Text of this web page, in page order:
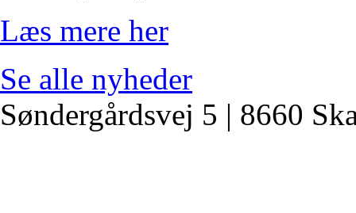
Læs mere her
Se alle nyheder
Søndergårdsvej 5 | 8660